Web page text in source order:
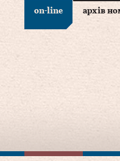
on-line архів